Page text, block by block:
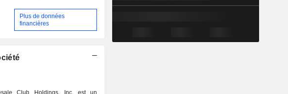
Plus de données
financières
Club Holdings, Inc. est un